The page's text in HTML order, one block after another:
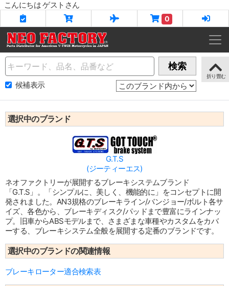
こんにちは ゲストさん
0
Name 検索
候補表示
選択中のブランド
G.T.S
(ジーティーエス)
ネオファクトリーが展開するブレーキシステムブランド
「G.T.S」。「シンプルに、美しく、機能的に」をコンセプトに開
発されました。AN3規格のブレーキライン/バンジョー/ボルト各サ
イズ、各色から、ブレーキディスク/パッドまで豊富にラインナッ
プ。旧車からABSモデルまで、さまざまな車種やカスタムをカバ
ーする、ブレーキシステム全般を展開する定番のブランドです。
選択中のブランドの関連情報
ブレーキローター適合検索表